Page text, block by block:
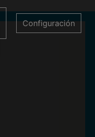
Configuración